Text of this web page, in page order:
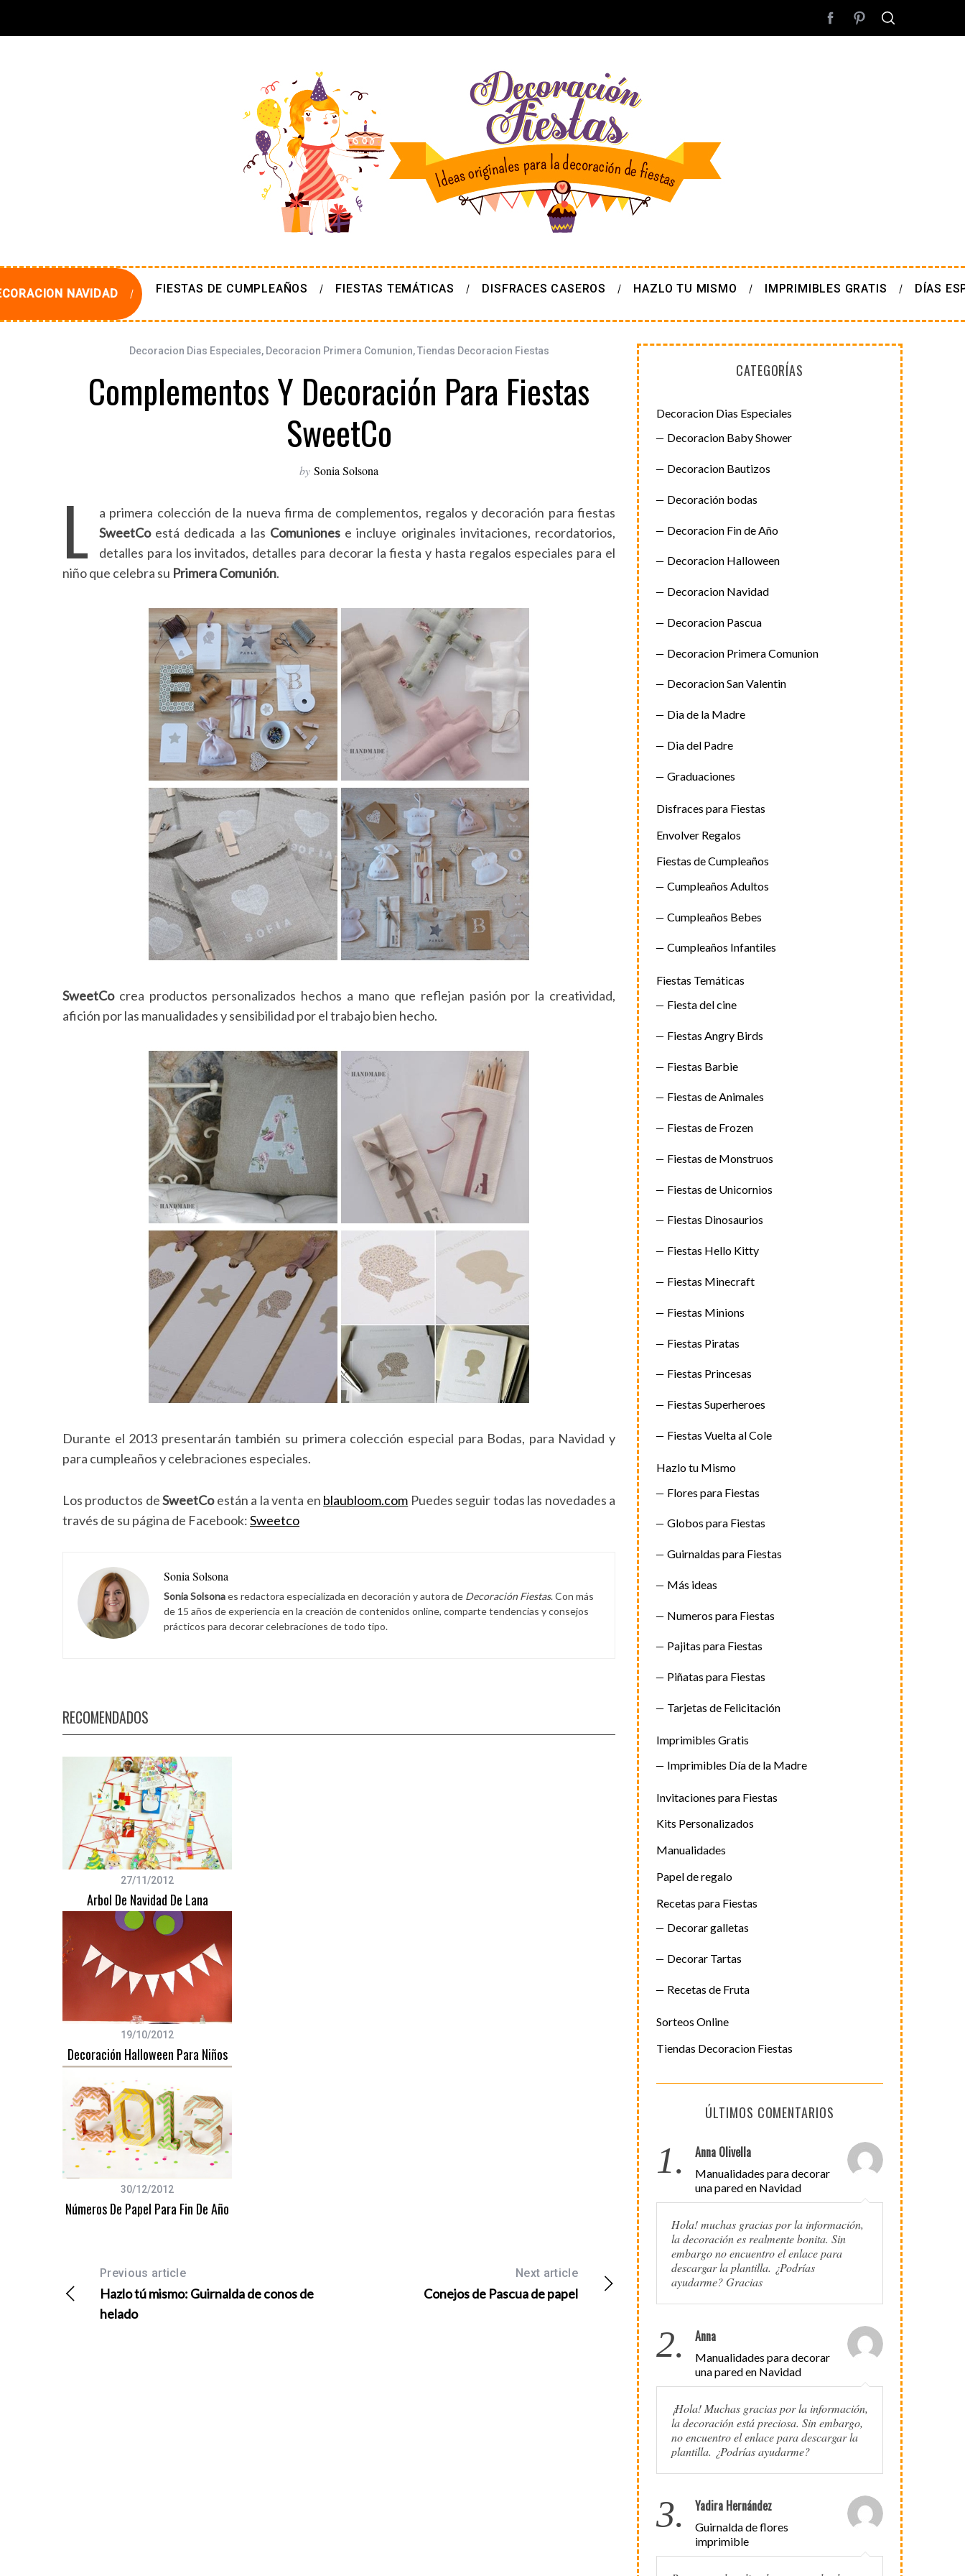
NAVIDAD FIESTAS DE CUMPLEAÑOS FIESTAS TEMÁTICAS DISFRACES CASEROS HAZLO TU MISMO IMPRIMIBLES GRATIS DÍAS
Decoracion Dias Especiales, Decoracion Primera Comunion,Tiendas Decoracion Fiestas
Complementos Y Decoración Para Fiestas
SweetCo
by Sonia Solsona
L
a primera colección de la nueva firma de complementos, regalos y decoración para fiestas
SweetCoestá dedicada a las Comuniones e incluye originales invitaciones, recordatorios,
detalles para los invitados, detalles para decorar la fiesta y hasta regalos especiales para el
niño que celebra su Primera Comunión.
SweetCocrea productos personalizados hechos a mano que reflejan pasión por la creatividad,
afición por las manualidades y sensibilidad por el trabajo bien hecho.
Durante el 2013 presentarán también su primera colección especial para Bodas, para Navidad y
para cumpleaños y celebraciones especiales.
Los productos deSweetCoestán a la venta en blaubloom.com Puedes seguir todas las novedades a
través de su página de Facebook:Sweetco
Sonia Solsona
Sonia Solsonaes redactora especializada en decoración y autora de Decoración Fiestas. Con más
de 15 años de experiencia en la creación de contenidos online, comparte tendencias y consejos
prácticos para decorar celebraciones de todo tipo.
RECOMENDADOS
27/11/2012
Arbol De Navidad De Lana
19/10/2012
Decoración Halloween Para Niños
30/12/2012
Números De Papel Para Fin De Año
Previous article
Hazlo tú mismo: Guirnalda de conos de
helado
Next article
Conejos de Pascua de papel
CATEGORÍAS
Decoracion Dias Especiales
Decoracion Baby Shower
Decoracion Bautizos
Decoración bodas
Decoracion Fin de Año
Decoracion Halloween
Decoracion Navidad
Decoracion Pascua
Decoracion Primera Comunion
Decoracion San Valentin
Dia de la Madre
Dia del Padre
Graduaciones
Disfraces para Fiestas
Envolver Regalos
Fiestas de Cumpleaños
Cumpleaños Adultos
Cumpleaños Bebes
Cumpleaños Infantiles
Fiestas Temáticas
Fiesta del cine
Fiestas Angry Birds
Fiestas Barbie
Fiestas de Animales
Fiestas de Frozen
Fiestas de Monstruos
Fiestas de Unicornios
Fiestas Dinosaurios
Fiestas Hello Kitty
Fiestas Minecraft
Fiestas Minions
Fiestas Piratas
Fiestas Princesas
Fiestas Superheroes
Fiestas Vuelta al Cole
Hazlo tu Mismo
Flores para Fiestas
Globos para Fiestas
Guirnaldas para Fiestas
Más ideas
Numeros para Fiestas
Pajitas para Fiestas
Piñatas para Fiestas
Tarjetas de Felicitación
Imprimibles Gratis
Imprimibles Día de la Madre
Invitaciones para Fiestas
Kits Personalizados
Manualidades
Papel de regalo
Recetas para Fiestas
Decorar galletas
Decorar Tartas
Recetas de Fruta
Sorteos Online
Tiendas Decoracion Fiestas
ÚLTIMOS COMENTARIOS
1. Anna Olivella
Manualidades para decorar
una pared en Navidad
Hola! muchas gracias por la información,
la decoración es realmente bonita. Sin
embargo no encuentro el enlace para
descargar la plantilla. ¿Podrías
ayudarme? Gracias
2. Anna
Manualidades para decorar
una pared en Navidad
¡Hola! Muchas gracias por la información,
la decoración está preciosa. Sin embargo,
no encuentro el enlace para descargar la
plantilla. ¿Podrías ayudarme?
3. Yadira Hernández
Guirnalda de flores
imprimible
a
h
f
: